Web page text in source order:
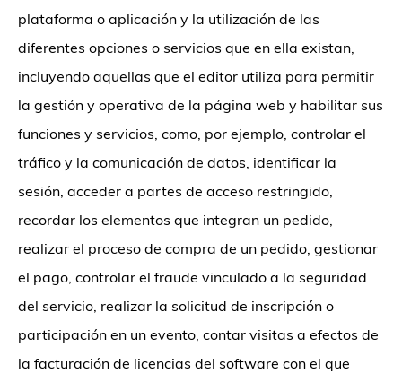
plataforma o aplicación y la utilización de las
diferentes opciones o servicios que en ella existan,
incluyendo aquellas que el editor utiliza para permitir
la gestión y operativa de la página web y habilitar sus
funciones y servicios, como, por ejemplo, controlar el
tráfico y la comunicación de datos, identificar la
sesión, acceder a partes de acceso restringido,
recordar los elementos que integran un pedido,
realizar el proceso de compra de un pedido, gestionar
el pago, controlar el fraude vinculado a la seguridad
del servicio, realizar la solicitud de inscripción o
participación en un evento, contar visitas a efectos de
la facturación de licencias del software con el que